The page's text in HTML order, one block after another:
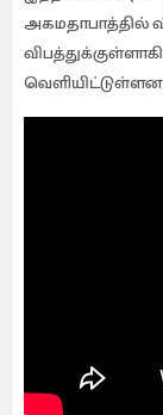
அகமதாபாத்தில்